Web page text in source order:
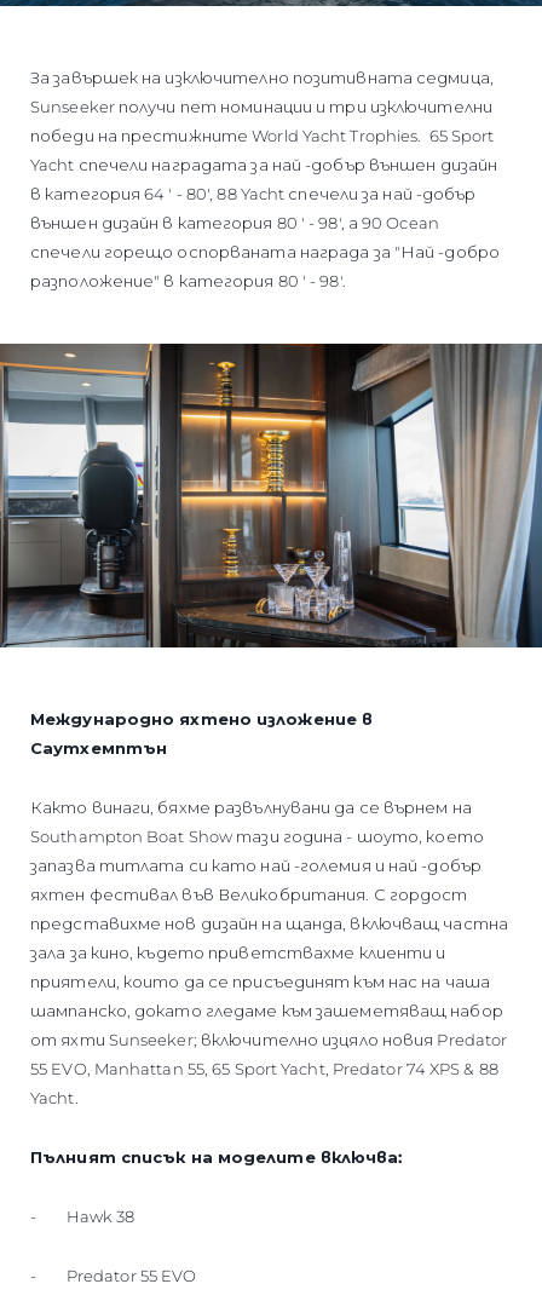
За завършек на изключително позитивната седмица,
Sunseeker получи пет номинации и три изключителни
победи на престижните World Yacht Trophies. 65 Sport
Yacht спечели наградата за най -добър външен дизайн
в категория 64 ' - 80', 88 Yacht спечели за най -добър
външен дизайн в категория 80 ' - 98', а 90 Ocean
спечели горещо оспорваната награда за "Най -добро
разположение" в категория 80 ' - 98'.
Международно яхтено изложение в
Саутхемптън
Както винаги, бяхме развълнувани да се върнем на
Southampton Boat Show тази година - шоуто, което
запазва титлата си като най -големия и най -добър
яхтен фестивал във Великобритания. С гордост
представихме нов дизайн на щанда, включващ частна
зала за кино, където приветствахме клиенти и
приятели, които да се присъединят към нас на чаша
шампанско, докато гледаме към зашеметяващ набор
от яхти Sunseeker; включително изцяло новия Predator
55 EVO, Manhattan 55, 65 Sport Yacht, Predator 74 XPS & 88
Yacht.
Пълният списък на моделите включва:
- Hawk 38
- Predator 55 EVO